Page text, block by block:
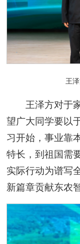
王
王泽方对于
望广大同学要以
习开始，事业靠
特长，到祖国需
实际行动为谱写
新篇章贡献东农